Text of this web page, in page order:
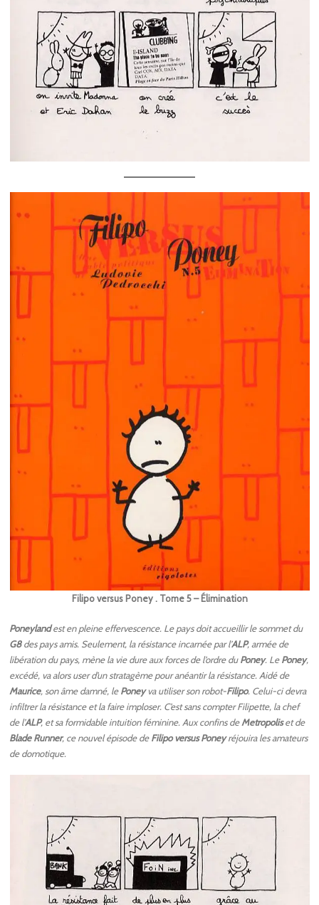
Filipo versus Poney . Tome 5 – Élimination
Poneylandest en pleine effervescence. Le pays doit accueillir le sommet du
G8des pays amis. Seulement, la résistance incarnée par l’ALP, armée de
libération du pays, mène la vie dure aux forces de l’ordre duPoney. LePoney,
excédé, va alors user d’un stratagème pour anéantir la résistance. Aidé de
Maurice, son âme damné, lePoneyva utiliser son robot-Filipo. Celui-ci devra
infiltrer la résistance et la faire imploser. C’est sans compter Filipette, la chef
de l’ALP, et sa formidable intuition féminine. Aux confins deMetropoliset de
Blade Runner, ce nouvel épisode deFilipo versus Poneyréjouira les amateurs
de domotique.